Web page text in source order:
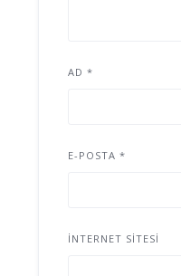
AD *
E-POSTA *
İNTERNET SITESI